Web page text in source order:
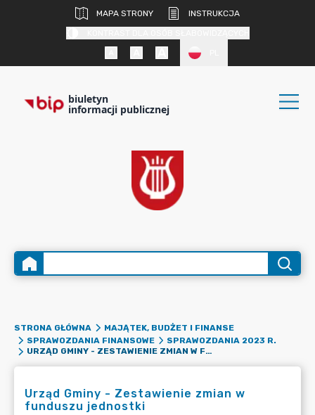
MAPA STRONY
INSTRUKCJA
biuletyn
informacji publicznej
STRONA GŁÓWNA
MAJĄTEK, BUDŻET I FINANSE
SPRAWOZDANIA FINANSOWE
SPRAWOZDANIA 2023 R.
URZĄD GMINY - ZESTAWIENIE ZMIAN W FUNDUSZU JEDNOSTKI
Urząd Gminy - Zestawienie zmian w
funduszu jednostki